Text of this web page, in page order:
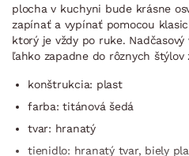
plocha v kuchyni bude krásne
zapínať a vypínať pomocou
ktorý je vždy po ruke.
ľahko zapadne do rôznych štýlov
konštrukcia: plast
farba: titánová šedá
tvar: hranatý
tienidlo: hranatý tvar, biely